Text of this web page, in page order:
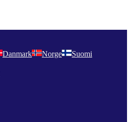
Danmark Norge Suomi